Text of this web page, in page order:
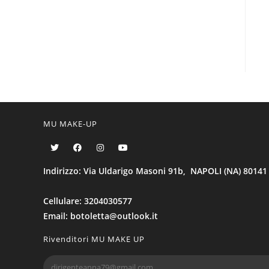
MU MAKE-UP
Indirizzo: Via Uldarigo Masoni 91b, NAPOLI (NA) 80141
Cellulare: 3204030577
Email: botoletta@outlook.it
Rivenditori MU MAKE UP